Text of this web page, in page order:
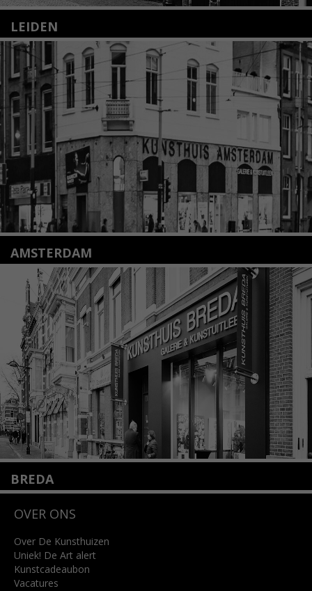
LEIDEN
Nieuwstraat 35
2312 KA Leiden
+31(0)71 – 52 84 480
info@kunsthuisleiden.nl
Lees meer
AMSTERDAM
Amstelveenseweg 135
1075 VX Amsterdam
+31 (0)20 2332546
info@kunsthuisamsterdam.nl
Lees meer
BREDA
4818 SB Breda
info@kunsthuisbreda.nl
Lees meer
OVER ONS
Over De Kunsthuizen
Uniek! De Art alert
Kunstcadeaubon
Vacatures